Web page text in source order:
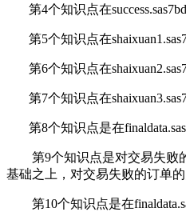
第4个知识点在
第5个知识点在
第6个知识点在
第7个知识点在
第8个知识点是在
第9个知识点是对交易失败
基础之上，对交易失败的订单
第10个知识点是在